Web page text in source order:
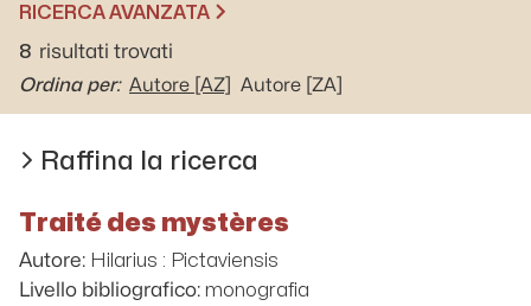
RICERCA AVANZATA
8 risultati trovati
Ordina per: Autore [AZ] Autore [ZA]
Raffina la ricerca
Traité des mystères
Autore: Hilarius : Pictaviensis
Livello bibliografico: monografia